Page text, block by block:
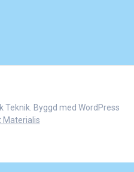
Byggd med WordPress
Materialis